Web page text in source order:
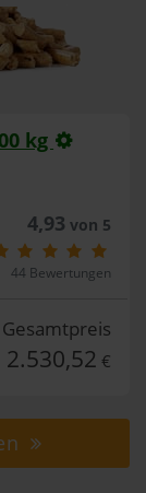
kg
4,93 von 5
44 Bewertungen
Gesamtpreis
2.530,52 €